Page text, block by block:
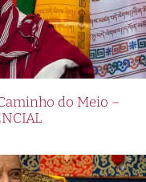
do Meio –